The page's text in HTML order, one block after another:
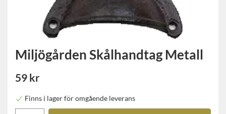
Miljögården Skålhandtag Metall
59 kr
Finns i lager för omgående leverans